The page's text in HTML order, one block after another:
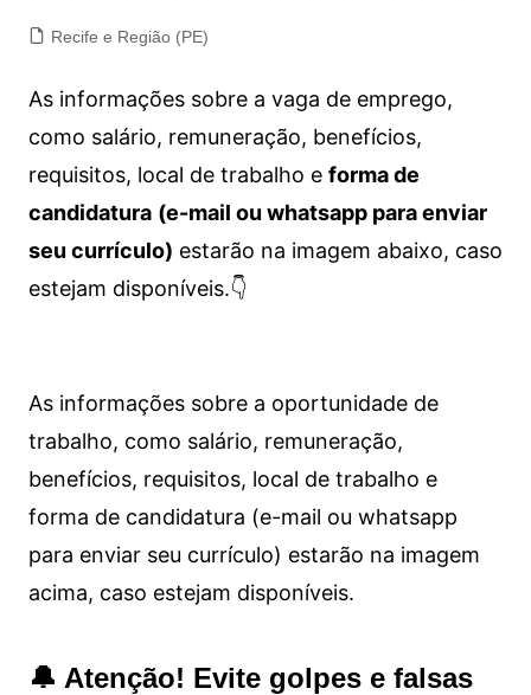
Recife e Região (PE)
As informações sobre a vaga de emprego,
como salário, remuneração, benefícios,
requisitos, local de trabalho e forma de
candidatura (e-mail ou whatsapp para enviar
seu currículo) estarão na imagem abaixo, caso
estejam disponíveis.👇
As informações sobre a oportunidade de
trabalho, como salário, remuneração,
benefícios, requisitos, local de trabalho e
forma de candidatura (e-mail ou whatsapp
para enviar seu currículo) estarão na imagem
acima, caso estejam disponíveis.
🔔 Atenção! Evite golpes e falsas